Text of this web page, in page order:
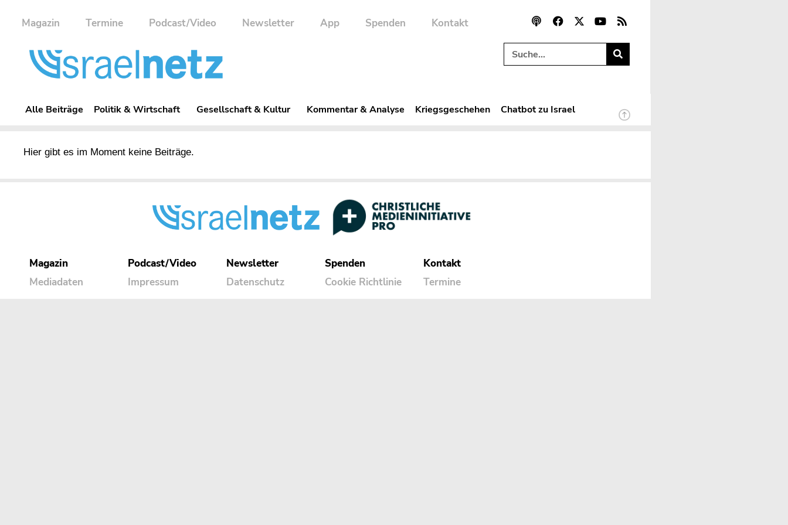
Magazin Termine Podcast/Video Newsletter App Spenden Kontakt
Alle Beiträge Politik & Wirtschaft Gesellschaft & Kultur Kommentar & Analyse Kriegsgeschehen Chatbot zu Israel
Hier gibt es im Moment keine Beiträge.
Magazin
Mediadaten
Podcast/Video
Impressum
Newsletter
Datenschutz
Spenden
Cookie Richtlinie
Kontakt
Termine